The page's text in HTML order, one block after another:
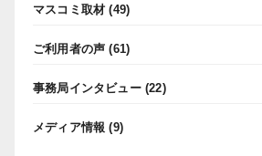
マスコミ取材 (49)
ご利用者の声 (61)
事務局インタビュー(22)
メディア情報 (9)